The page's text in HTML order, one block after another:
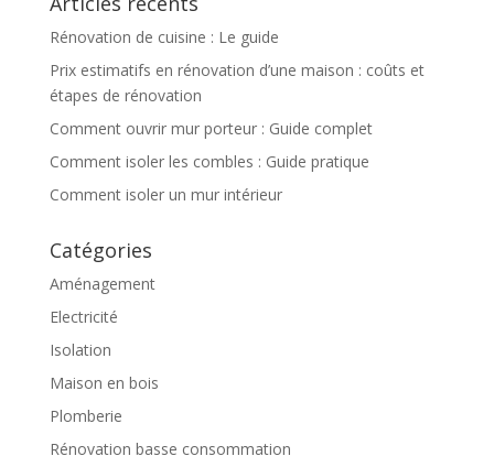
Rénovation de cuisine : Le guide
Prix estimatifs en rénovation d’une maison : coûts et
étapes de rénovation
Comment ouvrir mur porteur : Guide complet
Comment isoler les combles : Guide pratique
Comment isoler un mur intérieur
Catégories
Aménagement
Electricité
Isolation
Maison en bois
Plomberie
Rénovation basse consommation